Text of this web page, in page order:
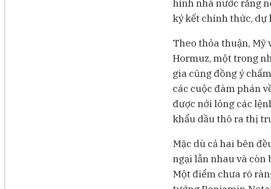
hình nhà nước rằng
ký kết chính thức, dự
Theo thỏa thuận, Mỹ
Hormuz, một trong
gia cũng đồng ý
các cuộc đàm phán
được nới lỏng các
khẩu dầu thô ra thị
Mặc dù cả hai bên
ngại lẫn nhau và còn
Một điểm chưa rõ